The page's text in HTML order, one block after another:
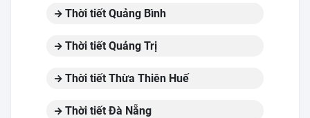
Thời tiết Quảng Bình
Thời tiết Quảng Trị
Thời tiết Thừa Thiên Huế
Thời tiết Đà Nẵng